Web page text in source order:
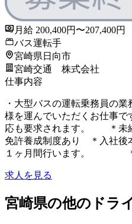
月給 200,400円〜207,400円
バス運転手
宮崎県日向市
宮崎交通 株式会社
仕事内容
・大型バスの運転乗務員の
様を運んでいただくお仕事
応も要求されます。 ＊未
免許養成制度あり ＊入社後
１ヶ月間行います。 ＊
求人を見る
宮崎県の他のドラ